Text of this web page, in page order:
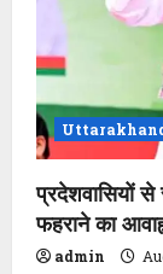
प्रदेशवासियों
फहराने का
admin